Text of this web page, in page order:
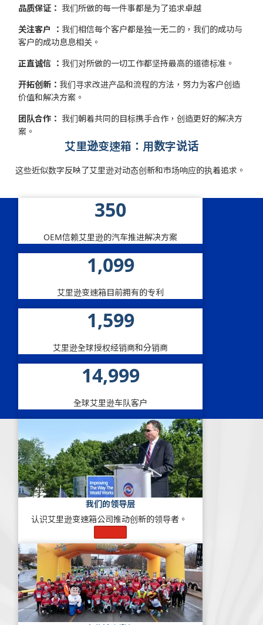
品质保证 ： 我们所做的每一件事都是为了追求卓越
关注客户
： 我们相信每个客户都是独一无二的，我们的成功与
客户的成功息息相关。
正直诚信 ： 我们对所做的一切工作都坚持最高的道德标准。
开拓创新： 我们寻求改进产品和流程的方法，努力为客户创造
价值和解决方案。
团队合作： 我们朝着共同的目标携手合作，创造更好的解决方
案。
艾里逊变速箱：用数字说话
这些近似数字反映了艾里逊对动态创新和市场响应的执着追求。
数字中的艾里逊350
OEM信赖艾里逊的汽车推进解决方案
1,100
艾里逊变速箱目前拥有的专利
1,600
艾里逊全球授权经销商和分销商
15,000
全球艾里逊车队客户
我们的领导层
认识艾里逊变速箱公司推动创新的领导者。